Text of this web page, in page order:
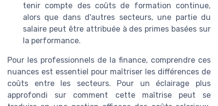
tenir compte des coûts de formation continue,
alors que dans d'autres secteurs, une partie du
salaire peut être attribuée à des primes basées sur
la performance.
Pour les professionnels de la finance, comprendre ces
nuances est essentiel pour maîtriser les différences de
coûts entre les secteurs. Pour un éclairage plus
approfondi sur comment cette maîtrise peut se